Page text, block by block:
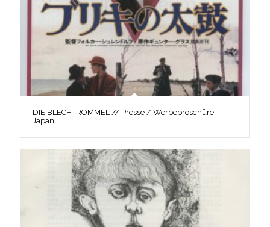
DIE BLECHTROMMEL // Presse / Werbebroschüre
Japan